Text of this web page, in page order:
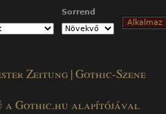
navigationSorrend
Zeitung | Gothic-Szene
a Gothic.hu alapítójával